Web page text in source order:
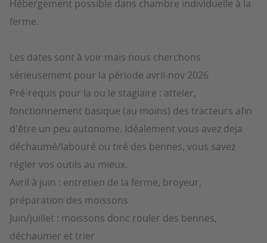
Hébergement possible dans chambre individuelle à la
ferme.
Les dates sont à voir mais nous cherchons
sérieusement pour la période avril-nov 2026
Pré-requis pour la ou le stagiaire : atteler,
fonctionnement basique (au moins) des tracteurs afin
d'être un peu autonome. Idéalement vous avez deja
déchaumé/labouré ou tiré des bennes, vous savez
régler vos outils au mieux.
Avril à juin : entretien de la ferme, broyeur,
préparation des moissons
Juin/juillet : moissons donc rouler des bennes,
déchaumer et trier